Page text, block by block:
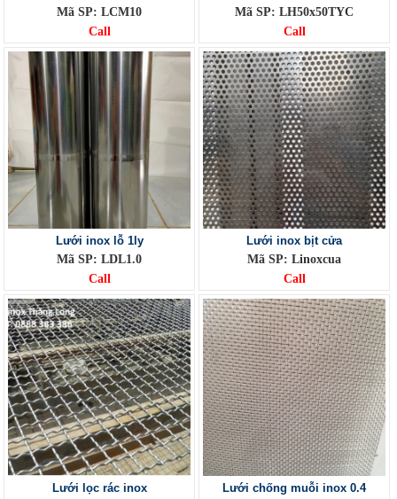
Mã SP: LCM10
Call
Mã SP: LH50x50TYC
Call
Lưới inox lỗ 1ly
Mã SP: LDL1.0
Call
Lưới inox bịt cửa
Mã SP: Linoxcua
Call
Lưới lọc rác inox
Lưới chống muỗi inox 0.4